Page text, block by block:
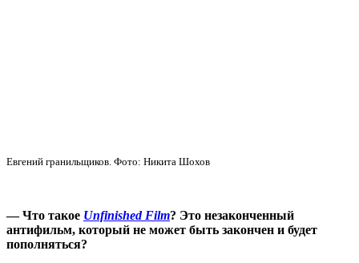
Евгений гранильщиков. Фото: Никита Шохов
— Что такое Unfinished Film? Это незаконченный
антифильм, который не может быть закончен и будет
пополняться?